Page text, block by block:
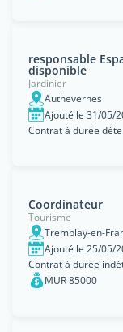
responsable
disponible
Jardinier
Authevernes
Ajouté le 31/05/
Contrat à durée
Coordinateur
Tourisme
Tremblay-en-
Ajouté le 25/05/
Contrat à durée
MUR 85000